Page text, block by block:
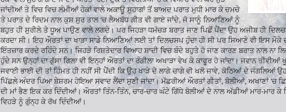
ਜਾਂਦੀਆਂ ਤੇ ਵਿਚ ਵਿਚ ਲੰਮੀਆਂ ਹੇਕਾਂ ਵਾਲੇ ਅਕਾਊ ਸੁਹਾਗਾਂ ਤੋਂ ਬਾਅਦ ਪਰਾਤ ਮੁਧੀ ਮਾਰ ਕੇ ਚਮਚੇ
ਤੇ ਪਰਾਤ ਦੇ ਰਿਦਮ ਨਾਲ ਕੁਸ਼ ਸੁਰ ਤਾਲ ‘ਚ ਲੈਅਬੱਧ ਗੀਤ ਵੀ ਗਾਏ ਜਾਂਦੇ, ਜੋ ਸਾਨੂੰ ਨਿਆਣਿਆਂ ਨੂੰ
ਬਹੁਤ ਹੀ ਸੁਰੀਲੇ ਤੇ ਧੂਅ ਪਾਉਣ ਵਾਲੇ ਲਗਦੇ। ਪਰ ਜਿਹੜਾ ਧਮੱਚੜ ਬਰਾਤ ਜਾਣ ਪਿਛੋਂ ਪੈਂਦਾ ਉਹ ਅਜੀਬ ਹੀ
ਕਰਦਾ ਸੀ। ਇਹ ਔਰਤਾਂ ਦਾ ਖਾੜਾ ਸਾਡੇ ਨਿਆਣਿਆਂ ਲਈ ਤਾਂ ਦਿਲਚਸਪ ਹੁੰਦਾ ਹੀ ਸੀ ਪਰ ਸਿਆਣੇ ਵੀ ਇਸ ਮੌਕੇ
ਇੰਤਜ਼ਾਰ ਕਰਦੇ ਰਹਿੰਦੇ ਸਨ। ਜਿਹੜੇ ਰਿਸ਼ਤੇਦਾਰ ਵਿਆਹ ਸ਼ਾਦੀ ਵਿਚ ਬੰਦੇ ਬਹੁਤੇ ਹੋ ਜਾਣ ਕਾਰਣ ਬਰਾਤ ਨਾਲ ਨਾ
ਹੁੰਦੇ ਸਨ ਉਨ੍ਹਾਂ ਦਾ ਗੁੱਸਾ ਗਿਲਾ ਵੀ ਇਨ੍ਹਾਂ ਔਰਤਾਂ ਦਾ ਰੰਗੀਲਾ ਅਖਾੜਾ ਵੇਖ ਕੇ ਕਾਫੂਰ ਹੋ ਜਾਂਦਾ। ਜਵਾਨ
ਜਵਾਈ ਭਾਈ ਦੀ ਤਾਂ ਹਿੰਮਤ ਹੀ ਨਹੀਂ ਸੀ ਪੈਂਦੀ ਕਿ ਉਹ ਖਾੜੇ ਦੇ ਲਾਗੇ ਚਾਗੇ ਵੀ ਖਲੋ ਜਾਵੇ, ਕੋਠਿਆਂ ਦੇ ਜੰਗਲਿਆਂ
ਪਿੱਛਲੇ ਅੰਦਰ ਪਿਆ ਬੇਸ਼ਰਮ ਹੋਇਆ ਸਵਾਦ ਲੈਂਦਾ ਸੁਣੀ ਜਾਂਦਾ। ਮੱਛਰੀਆਂ ਔਰਤਾਂ ਗੀਤਾਂ, ਬੋਲੀਆਂ, ਅਖਾਣਾਂ ‘ਚ
ਦੀ ਮਾਂ ਭੈਣ ਇਕ ਕਰ ਦਿੰਦੀਆਂ। ਔਰਤਾਂ ਤਿੰਨ-ਤਿੰਨ, ਚਾਰ-ਚਾਰ ਘੰਟੇ ਗਿੱਧੇ ਬੋਲੀਆਂ ਦੇ ਨਾਲ ਅੱਡੀਆਂ ਮਾਰ-ਮਾਰ ਕੇ
ਵਿਹੜੇ ਨੂੰ ਗੁੰਨ੍ਹ ਕੇ ਰੱਖ ਦਿੰਦੀਆਂ।